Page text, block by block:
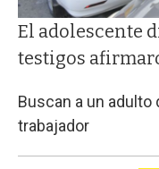
El adolescente
testigos
Buscan a un adulto
trabajador